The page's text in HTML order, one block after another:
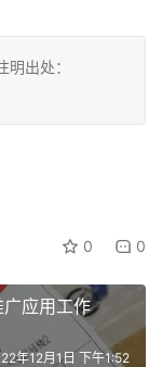
出处：
0 0
应用工作
年12月1日 下午1:52